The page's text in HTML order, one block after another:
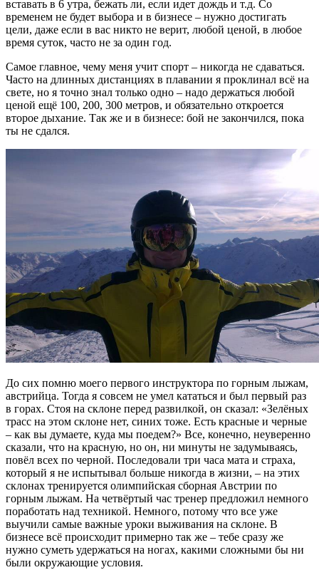
вставать в 6 утра, бежать ли, если идет дождь и т.д. Со
временем не будет выбора и в бизнесе – нужно достигать
цели, даже если в вас никто не верит, любой ценой, в любое
время суток, часто не за один год.
Самое главное, чему меня учит спорт – никогда не сдаваться.
Часто на длинных дистанциях в плавании я проклинал всё на
свете, но я точно знал только одно – надо держаться любой
ценой ещё 100, 200, 300 метров, и обязательно откроется
второе дыхание. Так же и в бизнесе: бой не закончился, пока
ты не сдался.
До сих помню моего первого инструктора по горным лыжам,
австрийца. Тогда я совсем не умел кататься и был первый раз
в горах. Стоя на склоне перед развилкой, он сказал: «Зелёных
трасс на этом склоне нет, синих тоже. Есть красные и черные
– как вы думаете, куда мы поедем?» Все, конечно, неуверенно
сказали, что на красную, но он, ни минуты не задумываясь,
повёл всех по черной. Последовали три часа мата и страха,
который я не испытывал больше никогда в жизни, – на этих
склонах тренируется олимпийская сборная Австрии по
горным лыжам. На четвёртый час тренер предложил немного
поработать над техникой. Немного, потому что все уже
выучили самые важные уроки выживания на склоне. В
бизнесе всё происходит примерно так же – тебе сразу же
нужно суметь удержаться на ногах, какими сложными бы ни
были окружающие условия.